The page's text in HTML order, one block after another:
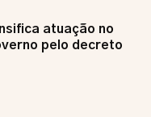
atuação no
pelo decreto